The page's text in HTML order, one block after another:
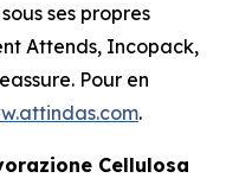
ses propres
Attends, Incopack,
. Pour en
.
Cellulosa